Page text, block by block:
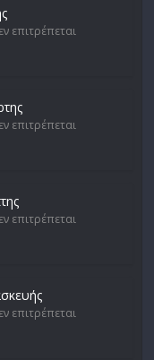
επιτρέπεται
επιτρέπεται
επιτρέπεται
επιτρέπεται